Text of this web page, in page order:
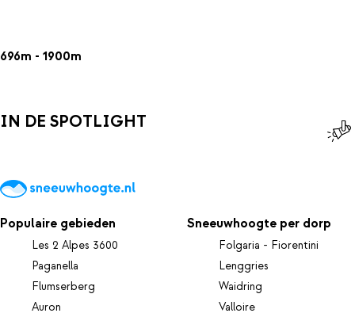
696m - 1900m
IN DE SPOTLIGHT
Populaire gebieden
Les 2 Alpes 3600
Paganella
Flumserberg
Auron
Sneeuwhoogte per dorp
Folgaria - Fiorentini
Lenggries
Waidring
Valloire